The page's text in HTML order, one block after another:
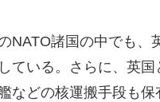
NATO諸国の中でも
ている。さらに、英
などの核運搬手段も